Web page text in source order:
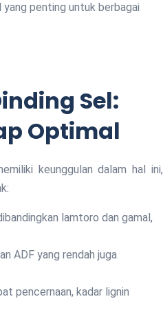
yang penting untuk berbagai
Sel:
Optimal
keunggulan dalam hal ini,
lamtoro dan gamal,
ADF yang rendah juga
pencernaan, kadar lignin